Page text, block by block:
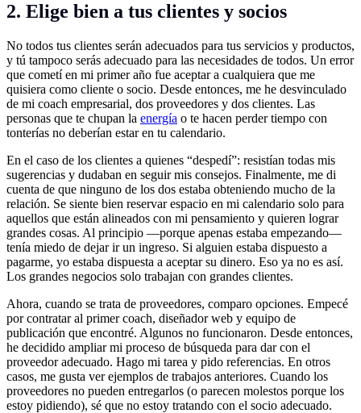
2. Elige bien a tus clientes y socios
No todos tus clientes serán adecuados para tus servicios y productos,
y tú tampoco serás adecuado para las necesidades de todos. Un error
que cometí en mi primer año fue aceptar a cualquiera que me
quisiera como cliente o socio. Desde entonces, me he desvinculado
de mi coach empresarial, dos proveedores y dos clientes. Las
personas que te chupan la energía o te hacen perder tiempo con
tonterías no deberían estar en tu calendario.
En el caso de los clientes a quienes “despedí”: resistían todas mis
sugerencias y dudaban en seguir mis consejos. Finalmente, me di
cuenta de que ninguno de los dos estaba obteniendo mucho de la
relación. Se siente bien reservar espacio en mi calendario solo para
aquellos que están alineados con mi pensamiento y quieren lograr
grandes cosas. Al principio —porque apenas estaba empezando—
tenía miedo de dejar ir un ingreso. Si alguien estaba dispuesto a
pagarme, yo estaba dispuesta a aceptar su dinero. Eso ya no es así.
Los grandes negocios solo trabajan con grandes clientes.
Ahora, cuando se trata de proveedores, comparo opciones. Empecé
por contratar al primer coach, diseñador web y equipo de
publicación que encontré. Algunos no funcionaron. Desde entonces,
he decidido ampliar mi proceso de búsqueda para dar con el
proveedor adecuado. Hago mi tarea y pido referencias. En otros
casos, me gusta ver ejemplos de trabajos anteriores. Cuando los
proveedores no pueden entregarlos (o parecen molestos porque los
estoy pidiendo), sé que no estoy tratando con el socio adecuado.